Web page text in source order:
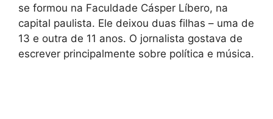
se formou na Faculdade Cásper Líbero, na
capital paulista. Ele deixou duas filhas – uma de
13 e outra de 11 anos. O jornalista gostava de
escrever principalmente sobre política e música.